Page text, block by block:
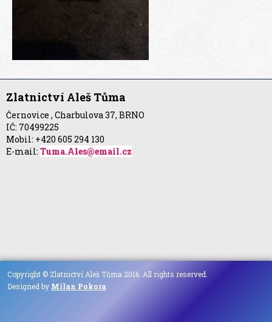
Zlatnictví Aleš Tůma
Černovice , Charbulova 37, BRNO
IČ: 70499225
Mobil: +420 605 294 130
E-mail: Tuma.Ales@email.cz
Copyright © Zlatnictví Aleš Tůma 2016. All rights reserved.
Designed by Milan Pokora